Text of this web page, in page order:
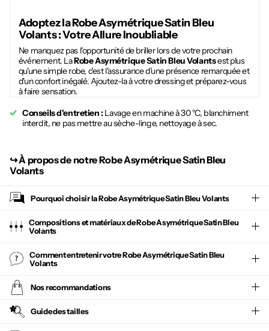
Adoptez laRobe Asymétrique Satin Bleu
Volants: Votre Allure Inoubliable
Ne manquez pas l'opportunité de briller lors de votre prochain
événement. LaRobe Asymétrique Satin Bleu Volantsest plus
qu'une simple robe, c'est l'assurance d'une présence remarquée et
d'un confort inégalé. Ajoutez-la à votre dressing et préparez-vous
à faire sensation.
Conseils d'entretien :Lavage en machine à 30 °C, blanchiment
interdit, ne pas mettre au sèche-linge, nettoyage à sec.
↪︎À propos de notre Robe Asymétrique Satin Bleu
Volants
Pourquoi choisir laRobe Asymétrique Satin Bleu Volants
Compositions et matériaux de Robe Asymétrique Satin Bleu
Volants
Comment entretenir votreRobe Asymétrique Satin Bleu
Volants
Nos recommandations
Guide des tailles